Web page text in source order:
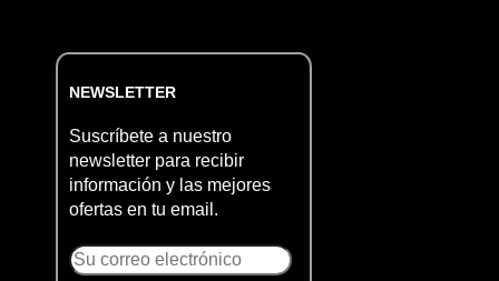
NEWSLETTER
Suscríbete a nuestro
newsletter para recibir
información y las mejores
ofertas en tu email.